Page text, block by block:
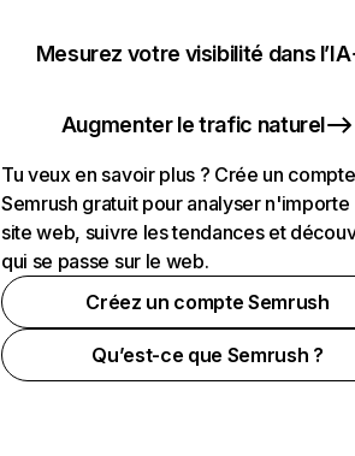
Mesurez votre visibilité dans l’IA
Augmenter le trafic naturel
Tu veux en savoir plus ? Crée un compte
Semrush gratuit pour analyser n'importe
site web, suivre les tendances et
qui se passe sur le web.
Créez un compte Semrush
Qu’est-ce que Semrush ?